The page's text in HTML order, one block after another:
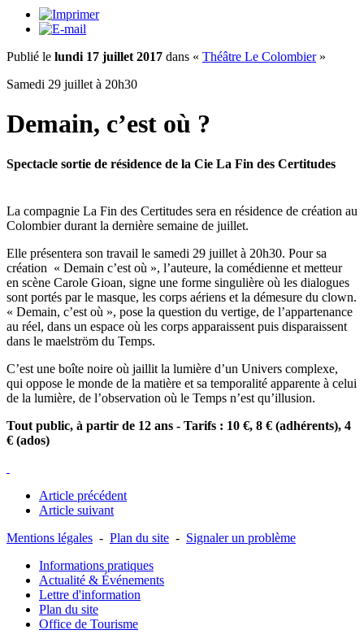
Publié le lundi 17 juillet 2017 dans « Théâtre Le Colombier»
Samedi 29 juillet à 20h30
Demain, c’est où ?
Spectacle sortie de résidence de la Cie La Fin des Certitudes
La compagnie La Fin des Certitudes sera en résidence de création au
Colombier durant la dernière semaine de juillet.
Elle présentera son travail le samedi 29 juillet à 20h30. Pour sa
création « Demain c’est où », l’auteure, la comédienne et metteur
en scène Carole Gioan, signe une forme singulière où les dialogues
sont portés par le masque, les corps aériens et la démesure du clown.
« Demain, c’est où », pose la question du vertige, de l’appartenance
au réel, dans un espace où les corps apparaissent puis disparaissent
dans le maelström du Temps.
C’est une boîte noire où jaillit la lumière d’un Univers complexe,
qui oppose le monde de la matière et sa temporalité apparente à celui
de la lumière, de l’observation où le Temps n’est qu’illusion.
Tout public, à partir de 12 ans - Tarifs : 10 €, 8 € (adhérents), 4
€ (ados)
Article précédent
Article suivant
Mentions légales - Plan du site - Signaler un problème
Informations pratiques
Actualité & Événements
Lettre d'information
Plan du site
Office de Tourisme